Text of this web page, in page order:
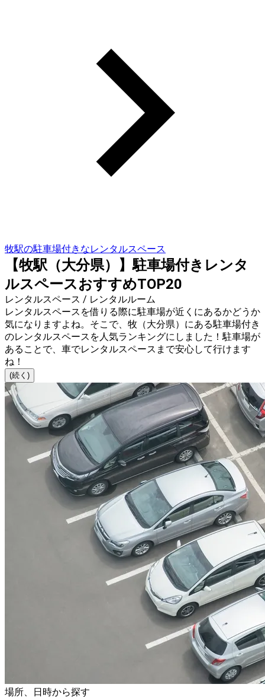
牧駅の駐車場付きなレンタルスペース
【牧駅（大分県）】駐車場付きレンタ
ルスペースおすすめTOP20
レンタルスペース / レンタルルーム
レンタルスペースを借りる際に駐車場が近くにあるかどうか
気になりますよね。そこで、牧（大分県）にある駐車場付き
のレンタルスペースを人気ランキングにしました！駐車場が
あることで、車でレンタルスペースまで安心して行けます
ね！
(続く)
場所、日時から探す